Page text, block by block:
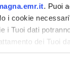
. Puoi
i cookie
i Tuoi dati
dei Tuoi
abbiamo